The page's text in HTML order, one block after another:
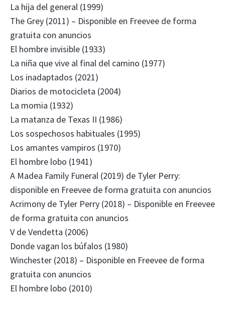
La hija del general (1999)
The Grey (2011) – Disponible en Freevee de forma
gratuita con anuncios
El hombre invisible (1933)
La niña que vive al final del camino (1977)
Los inadaptados (2021)
Diarios de motocicleta (2004)
La momia (1932)
La matanza de Texas II (1986)
Los sospechosos habituales (1995)
Los amantes vampiros (1970)
El hombre lobo (1941)
A Madea Family Funeral (2019) de Tyler Perry:
disponible en Freevee de forma gratuita con anuncios
Acrimony de Tyler Perry (2018) – Disponible en Freevee
de forma gratuita con anuncios
V de Vendetta (2006)
Donde vagan los búfalos (1980)
Winchester (2018) – Disponible en Freevee de forma
gratuita con anuncios
El hombre lobo (2010)